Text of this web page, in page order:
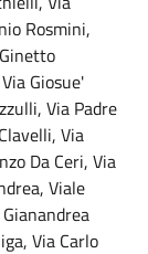
Rosmini,
Giosue'
Via Padre
Via
Da Ceri, Via
Viale
Via Carlo